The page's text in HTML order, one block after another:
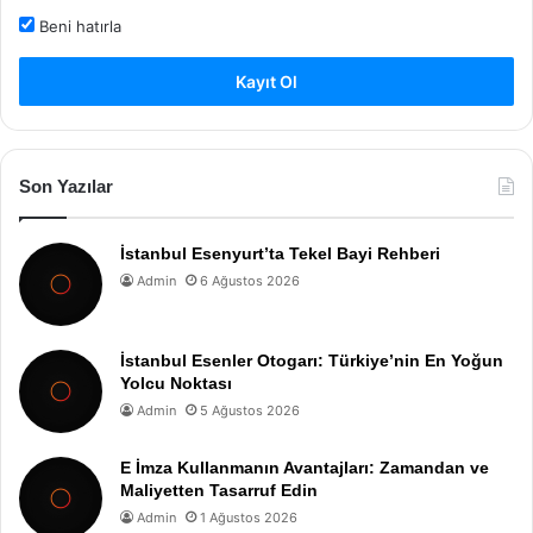
Beni hatırla
Kayıt Ol
Son Yazılar
İstanbul Esenyurt’ta Tekel Bayi Rehberi
Admin 6 Ağustos 2026
İstanbul Esenler Otogarı: Türkiye’nin En Yoğun
Yolcu Noktası
Admin 5 Ağustos 2026
E İmza Kullanmanın Avantajları: Zamandan ve
Maliyetten Tasarruf Edin
Admin 1 Ağustos 2026